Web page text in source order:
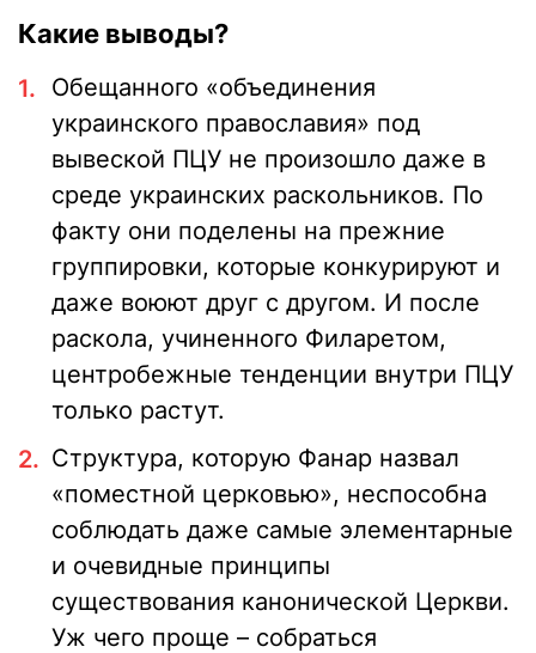
Какие выводы?
Обещанного «объединения
украинского православия» под
вывеской ПЦУ не произошло даже в
среде украинских раскольников. По
факту они поделены на прежние
группировки, которые конкурируют и
даже воюют друг с другом. И после
раскола, учиненного Филаретом,
центробежные тенденции внутри ПЦУ
только растут.
Структура, которую Фанар назвал
«поместной церковью», неспособна
соблюдать даже самые элементарные
и очевидные принципы
существования канонической Церкви.
Уж чего проще – собраться